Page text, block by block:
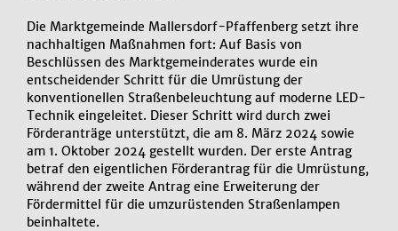
Die Marktgemeinde Mallersdorf-Pfaffenberg setzt ihre
nachhaltigen Maßnahmen fort: Auf Basis von
Beschlüssen des Marktgemeinderates wurde ein
entscheidender Schritt für die Umrüstung der
konventionellen Straßenbeleuchtung auf moderne LED-
Technik eingeleitet. Dieser Schritt wird durch zwei
Förderanträge unterstützt, die am 8. März 2024 sowie
am 1. Oktober 2024 gestellt wurden. Der erste Antrag
betraf den eigentlichen Förderantrag für die Umrüstung,
während der zweite Antrag eine Erweiterung der
Fördermittel für die umzurüstenden Straßenlampen
beinhaltete.